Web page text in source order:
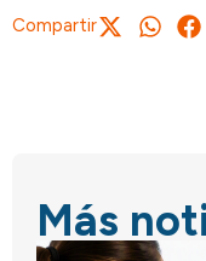
Compartir
Más